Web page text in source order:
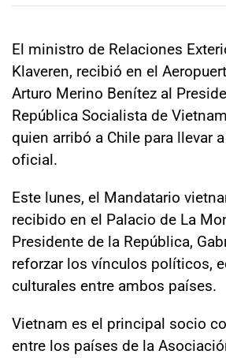
El ministro de Relaciones
Klaveren, recibió en el
Arturo Merino Benítez al
República Socialista de
quien arribó a Chile para llevar
oficial.
Este lunes, el Mandatario
recibido en el Palacio de La
Presidente de la República,
reforzar los vínculos políticos,
culturales entre ambos países.
Vietnam es el principal socio
entre los países de la